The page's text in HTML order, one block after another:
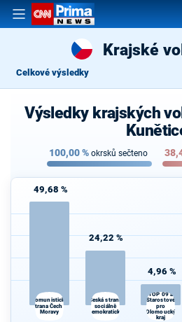
Krajské
Celkové výsledky
Výsledky krajských
100,00% okrsků sečteno
49,68 %
Komunistická
strana Čech a
Moravy
24,22 %
Česká strana
sociálně
demokratická
4,96 %
TOP 09 a
Starostové
pro
Olomoucký
kraj